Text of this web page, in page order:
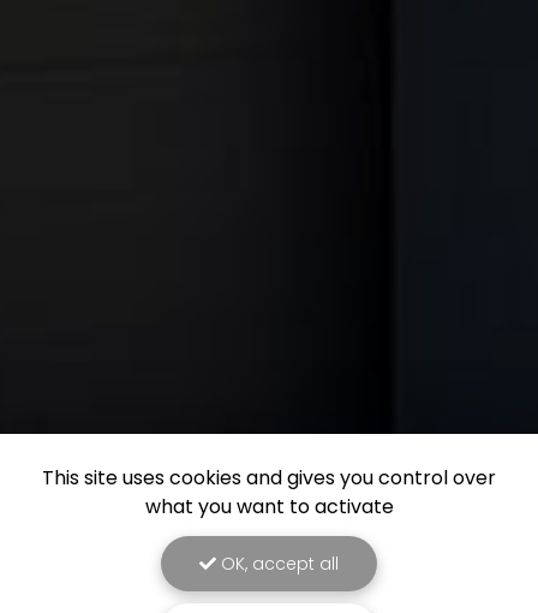
This site uses cookies and gives you control over
what you want to activate
OK, accept all